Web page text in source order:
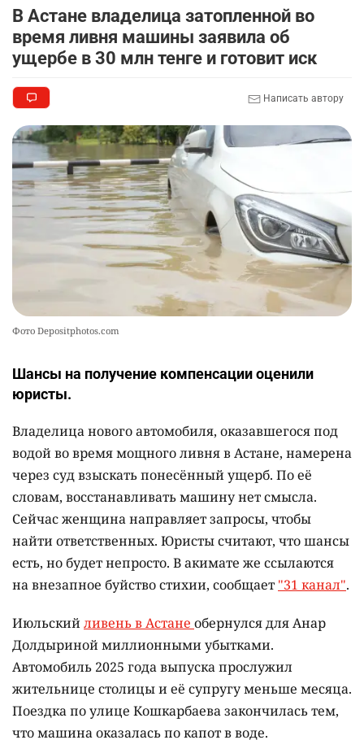
8
💻 В школах Казахстана изменили название и
содержание некоторых предметов
2327 3 17
9
2305 2 37
10 🤝 Токаев принял главу холдинга "Байтерек"
2363 1 22
В Астане владелица затопленной во
время ливня машины заявила об
ущербе в 30 млн тенге и готовит иск
Написать автору
Фото Depositphotos.com
Шансы на получение компенсации оценили
юристы.
Владелица нового автомобиля, оказавшегося под
водой во время мощного ливня в Астане, намерена
через суд взыскать понесённый ущерб. По её
словам, восстанавливать машину нет смысла.
Сейчас женщина направляет запросы, чтобы
найти ответственных. Юристы считают, что шансы
есть, но будет непросто. В акимате же ссылаются
на внезапное буйство стихии, сообщает "31 канал".
Июльскийливень в Астане обернулся для Анар
Долдыриной миллионными убытками.
Автомобиль 2025 года выпуска прослужил
жительнице столицы и её супругу меньше месяца.
Поездка по улице Кошкарбаева закончилась тем,
что машина оказалась по капот в воде.